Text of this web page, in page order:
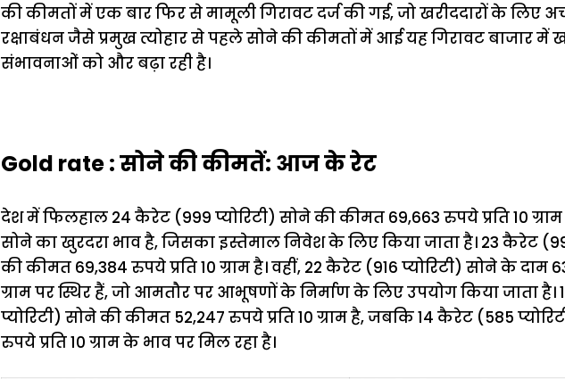
की कीमतों में एक बार फिर से मामूली गिरावट दर्ज की गई, जो खरीददारों के लिए
रक्षाबंधन जैसे प्रमुख त्योहार से पहले सोने की कीमतों में आई यह गिरावट बाजार में
संभावनाओं को और बढ़ा रही है।
Gold rate : सोने की कीमतें: आज के रेट
देश में फिलहाल 24 कैरेट (999 प्योरिटी) सोने की कीमत 69,663 रुपये प्रति 10 ग्राम
सोने का खुरदरा भाव है, जिसका इस्तेमाल निवेश के लिए किया जाता है। 23 कैरेट
की कीमत 69,384 रुपये प्रति 10 ग्राम है। वहीं, 22 कैरेट (916 प्योरिटी) सोने के दाम
ग्राम पर स्थिर हैं, जो आमतौर पर आभूषणों के निर्माण के लिए उपयोग किया जाता है।
प्योरिटी) सोने की कीमत 52,247 रुपये प्रति 10 ग्राम है, जबकि 14 कैरेट (585
रुपये प्रति 10 ग्राम के भाव पर मिल रहा है।